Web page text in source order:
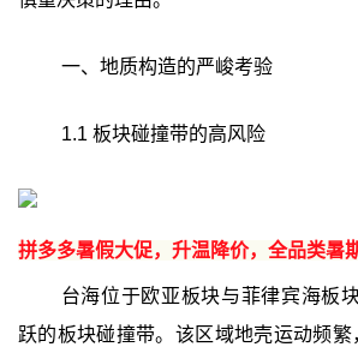
一、地质构造的严峻考验
1.1 板块碰撞带的高风险
拼多多暑假大促，升温降价，全品类暑
台海位于欧亚板块与菲律宾海板
跃的板块碰撞带。该区域地壳运动频